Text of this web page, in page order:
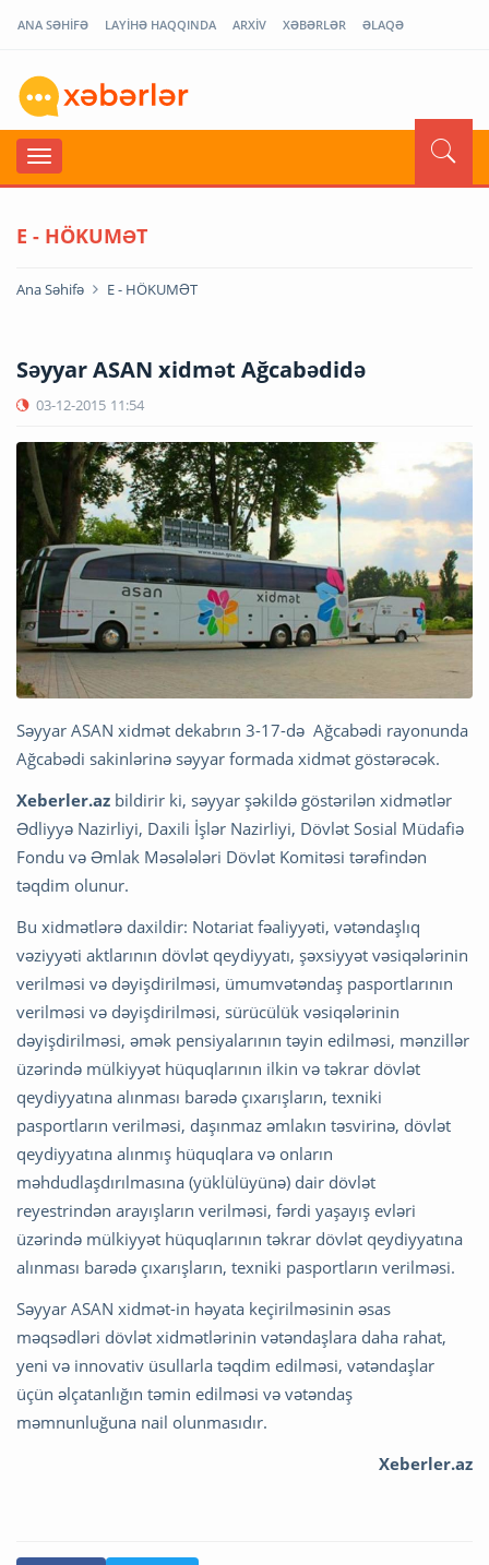
ANA SƏHİFƏ LAYİHƏ HAQQINDA ARXİV XƏBƏRLƏR ƏLAQƏ
E - HÖKUMƏT
Ana Səhifə E - HÖKUMƏT
Səyyar ASAN xidmət Ağcabədidə
03-12-2015 11:54
Səyyar ASAN xidmət dekabrın 3-17-də Ağcabədi rayonunda
Ağcabədi sakinlərinə səyyar formada xidmət göstərəcək.
Xeberler.az bildirir ki, səyyar şəkildə göstərilən xidmətlər
Ədliyyə Nazirliyi, Daxili İşlər Nazirliyi, Dövlət Sosial Müdafiə
Fondu və Əmlak Məsələləri Dövlət Komitəsi tərəfindən
təqdim olunur.
Bu xidmətlərə daxildir: Notariat fəaliyyəti, vətəndaşlıq
vəziyyəti aktlarının dövlət qeydiyyatı, şəxsiyyət vəsiqələrinin
verilməsi və dəyişdirilməsi, ümumvətəndaş pasportlarının
verilməsi və dəyişdirilməsi, sürücülük vəsiqələrinin
dəyişdirilməsi, əmək pensiyalarının təyin edilməsi, mənzillər
üzərində mülkiyyət hüquqlarının ilkin və təkrar dövlət
qeydiyyatına alınması barədə çıxarışların, texniki
pasportların verilməsi, daşınmaz əmlakın təsvirinə, dövlət
qeydiyyatına alınmış hüquqlara və onların
məhdudlaşdırılmasına (yüklülüyünə) dair dövlət
reyestrindən arayışların verilməsi, fərdi yaşayış evləri
üzərində mülkiyyət hüquqlarının təkrar dövlət qeydiyyatına
alınması barədə çıxarışların, texniki pasportların verilməsi.
Səyyar ASAN xidmət-in həyata keçirilməsinin əsas
məqsədləri dövlət xidmətlərinin vətəndaşlara daha rahat,
yeni və innovativ üsullarla təqdim edilməsi, vətəndaşlar
üçün əlçatanlığın təmin edilməsi və vətəndaş
məmnunluğuna nail olunmasıdır.
Xeberler.az